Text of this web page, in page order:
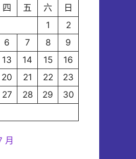
四 五 六
日
1
2
6 7 8
9
13 14 15
16
20 21 22
23
27 28 29
30
月